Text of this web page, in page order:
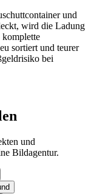
und
wird die Ladung
sortiert und teurer
bei
und
Bildagentur.